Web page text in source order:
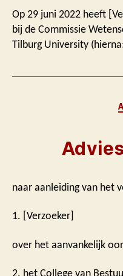
Op 29 juni 2022 heeft
bij de Commissie
Tilburg University
naar aanleiding van het
1. [Verzoeker]
over het aanvankelijk